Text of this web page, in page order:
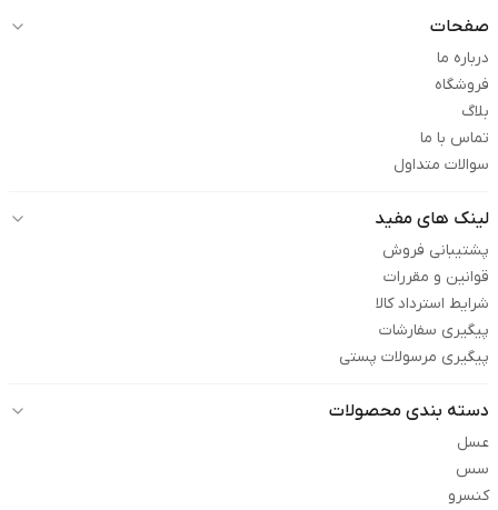
صفحات
درباره ما
فروشگاه
بلاگ
تماس با ما
سوالات متداول
لینک های مفید
پشتیبانی فروش
قوانین و مقررات
شرایط استرداد کالا
پیگیری سفارشات
پیگیری مرسولات پستی
دسته بندی محصولات
عسل
سس
کنسرو